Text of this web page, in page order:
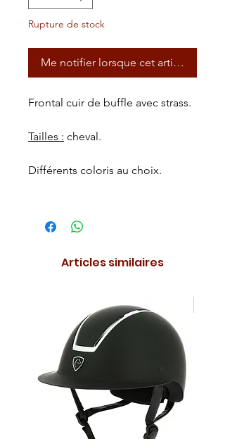
Rupture de stock
Me notifier lorsque cet article est
Frontal cuir de buffle avec strass.
Tailles : cheval.
Différents coloris au choix.
Articles similaires